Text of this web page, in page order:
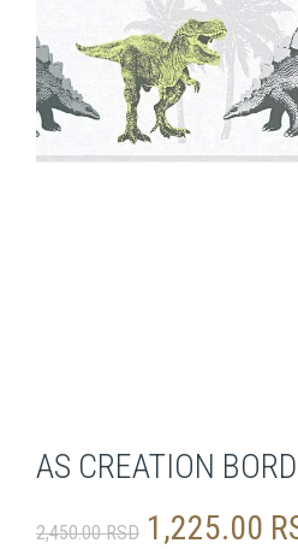
AS CREATION
2,450.00RSD Originalna
1,225.00